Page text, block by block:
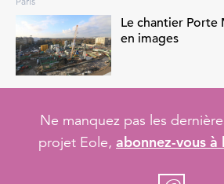
Le chantier Porte
en images
Ne manquez pas les
projet Eole, abonnez-vous à